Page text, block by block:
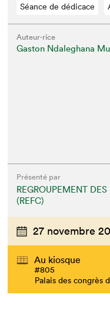
Séance de dédicace
Auteur·rice
Gaston Ndaleghana
Présenté par
REGROUPEMENT
(REFC)
27 novembre
Au kiosque
#805
Palais des congrès